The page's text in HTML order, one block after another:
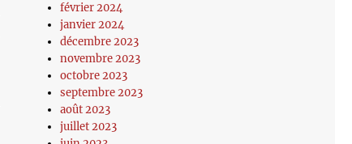
février 2024
janvier 2024
décembre 2023
novembre 2023
octobre 2023
septembre 2023
août 2023
juillet 2023